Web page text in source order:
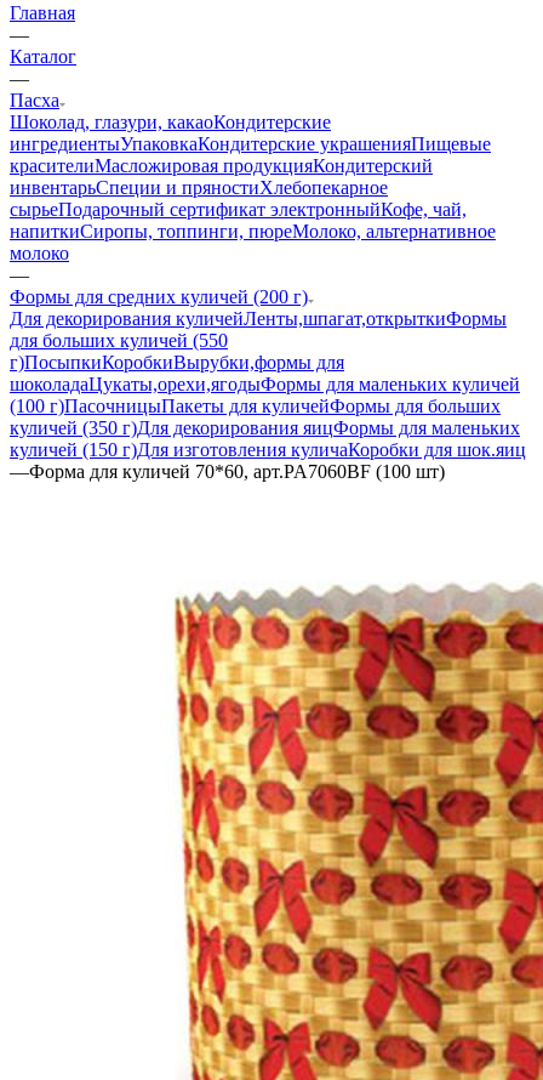
Главная
—
Каталог
—
Пасха
Шоколад, глазури, какаоКондитерские
ингредиентыУпаковкаКондитерские украшенияПищевые
красителиМасложировая продукцияКондитерский
инвентарьСпеции и пряностиХлебопекарное
сырьеПодарочный сертификат электронныйКофе, чай,
напиткиСиропы, топпинги, пюреМолоко, альтернативное
молоко
—
Формы для средних куличей (200 г)
Для декорирования куличейЛенты,шпагат,открыткиФормы
для больших куличей (550
г)ПосыпкиКоробкиВырубки,формы для
шоколадаЦукаты,орехи,ягодыФормы для маленьких куличей
(100 г)ПасочницыПакеты для куличейФормы для больших
куличей (350 г)Для декорирования яицФормы для маленьких
куличей (150 г)Для изготовления куличаКоробки для шок.яиц
—Форма для куличей 70*60, арт.PA7060BF (100 шт)